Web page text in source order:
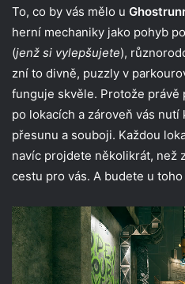
To, co by vás mělo u
herní mechaniky jako pohyb
(jenž si vylepšujete),
zní to divně, puzzly v
funguje skvěle. Protože
po lokacích a zároveň vás
přesunu a souboji. Každou
navíc projdete několikrát, než
cestu pro vás. A budete u